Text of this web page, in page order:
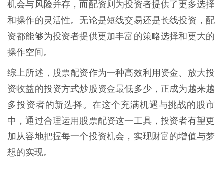
机会与风险并存，而配资则为投资者提供了更多选择
和操作的灵活性。无论是短线交易还是长线投资，配
资都能够为投资者提供更加丰富的策略选择和更大的
操作空间。
综上所述，股票配资作为一种高效利用资金、放大投
资收益的投资方式炒股资金最低多少，正成为越来越
多投资者的新选择。在这个充满机遇与挑战的股市
中，通过合理运用股票配资这一工具，投资者有望更
加从容地把握每一个投资机会，实现财富的增值与梦
想的实现。